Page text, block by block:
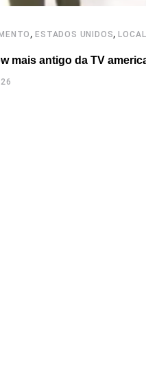
,ESTADOS UNIDOS,LOCAL
mais antigo da TV